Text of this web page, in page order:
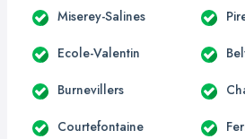
Miserey-Salines
Ecole-Valentin
Burnevillers
Courtefontaine